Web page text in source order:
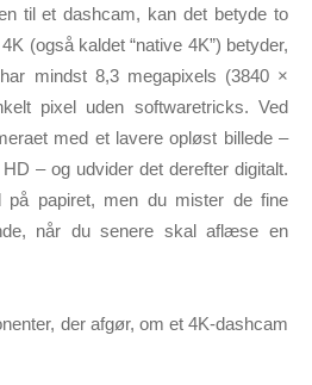
til et dashcam, kan det betyde to
(også kaldet “native 4K”) betyder,
mindst 8,3 megapixels (3840 ×
pixel uden softwaretricks. Ved
med et lavere opløst billede –
– og udvider det derefter digitalt.
på papiret, men du mister de fine
når du senere skal aflæse en
der afgør, om et 4K-dashcam